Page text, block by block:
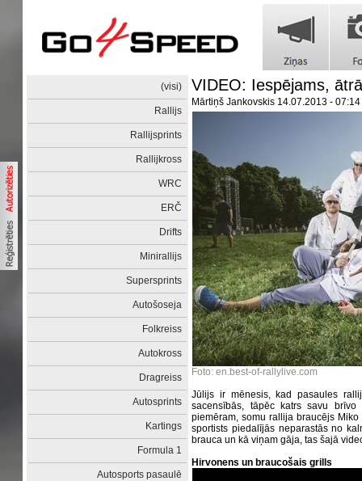
(visi)
Rallijs
Rallijsprints
Rallijkross
WRC
ERČ
Drifts
Minirallijs
Supersprints
Autošoseja
Folkreiss
Autokross
Dragreiss
Autosprints
Kartings
Formula 1
Autosports pasaulē
VIDEO: Iespējams,
Mārtiņš Jankovskis 14.07.2013 - 07:14
Foto:en.best-of-rallylive.com
Jūlijs ir mēnesis, kad pasaules
sacensībās, tāpēc katrs savu
piemēram, somu rallija braucējs
sportists piedalījās neparastās no
brauca un kā viņam gāja, tas šajā
Hirvonens un braucošais grills